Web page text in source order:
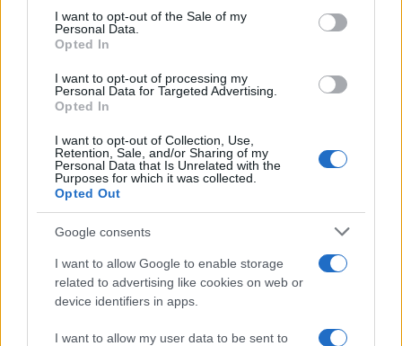
consent section.
I want to opt-out of the Sale of my
Personal Data.
Opted In
I want to opt-out of processing my
Personal Data for Targeted Advertising.
Opted In
I want to opt-out of Collection, Use,
Retention, Sale, and/or Sharing of my
Personal Data that Is Unrelated with the
Purposes for which it was collected.
Opted Out
Google consents
I want to allow Google to enable storage
related to advertising like cookies on web or
device identifiers in apps.
I want to allow my user data to be sent to
Tre milioni di euro dalla Provincia Gallura per
nuove aule nelle scuole di Olbia
Incidente sulla provinciale 125, paura tra Olbia e
Incidente sulla strada provinciale ad Arzachena,
un ferito
Sangue, musica e solidarietà con Avis Olbia al
Delta Center
Meteo Olbia 9 agosto, temperature in calo